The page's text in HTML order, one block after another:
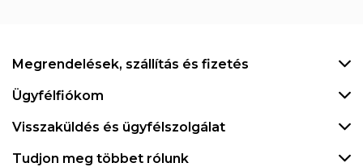
Megrendelések, szállítás és fizetés
Ügyfélfiókom
Visszaküldés és ügyfélszolgálat
Tudjon meg többet rólunk